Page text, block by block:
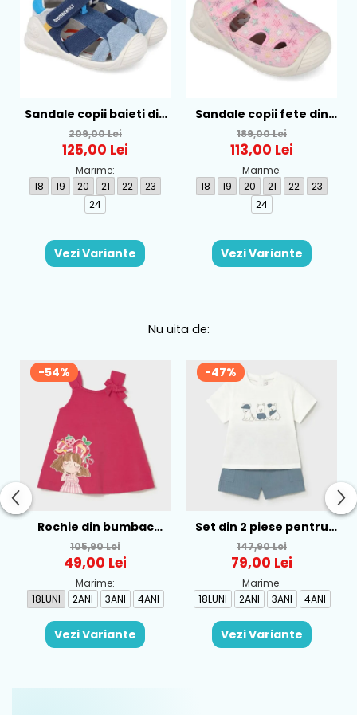
Sandale copii baieti din
textil Biomecanics,
Albastru - 262186-A008
209,00 Lei
125,00 Lei
Marime:
18
19 20 21 22
23
24
Vezi Variante
Sandale copii fete din
textil Biomecanics, Roz -
262177-A032
189,00 Lei
113,00 Lei
Marime:
18
19 20 21 22
23
24
Vezi Variante
Nu uita de:
-54%
Rochie din bumbac
pentru fete Mayoral,
Rosu - 1930-069
105,90 Lei
49,00 Lei
Marime:
18LUNI
2ANI 3ANI 4ANI
Vezi Variante
-47%
Set din 2 piese pentru
baieti Mayoral, Alb-
Albastru - 1665-31
147,90 Lei
79,00 Lei
Marime:
18LUNI
2ANI 3ANI 4ANI
Vezi Variante